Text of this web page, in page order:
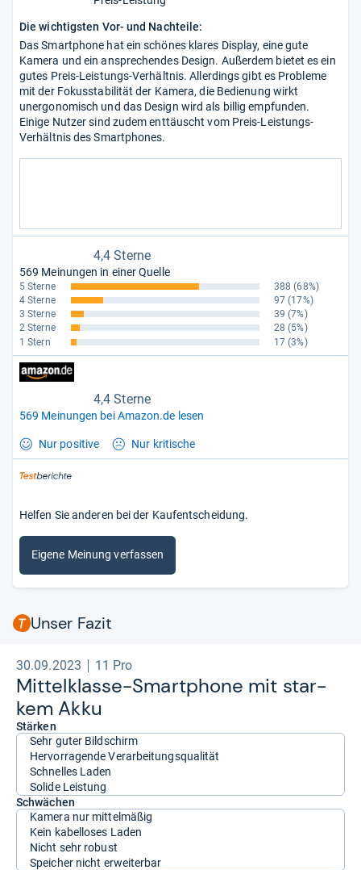
Die wichtigsten Vor- und Nachteile:
Das Smartphone hat ein schönes klares Display, eine gute
Kamera und ein ansprechendes Design. Außerdem bietet es ein
gutes Preis-Leistungs-Verhältnis. Allerdings gibt es Probleme
mit der Fokusstabilität der Kamera, die Bedienung wirkt
unergonomisch und das Design wird als billig empfunden.
Einige Nutzer sind zudem enttäuscht vom Preis-Leistungs-
Verhältnis des Smartphones.
4,4 Sterne
569 Meinungen in einer Quelle
5 Sterne 388 (68%)
4 Sterne
97 (17%)
3 Sterne
39 (7%)
2 Sterne
28 (5%)
1 Stern
17 (3%)
4,4 Sterne
569 Meinungen bei Amazon.de lesen
Nur positive Nur kritische
Helfen Sie anderen bei der Kaufentscheidung.
Eigene Meinung verfassen
Unser Fazit
30.09.2023 11 Pro
Mit­tel­klasse-​Smart­phone mit star­
kem Akku
Stärken
Sehr guter Bildschirm
Hervorragende Verarbeitungsqualität
Schnelles Laden
Solide Leistung
Schwächen
Kamera nur mittelmäßig
Kein kabelloses Laden
Nicht sehr robust
Speicher nicht erweiterbar